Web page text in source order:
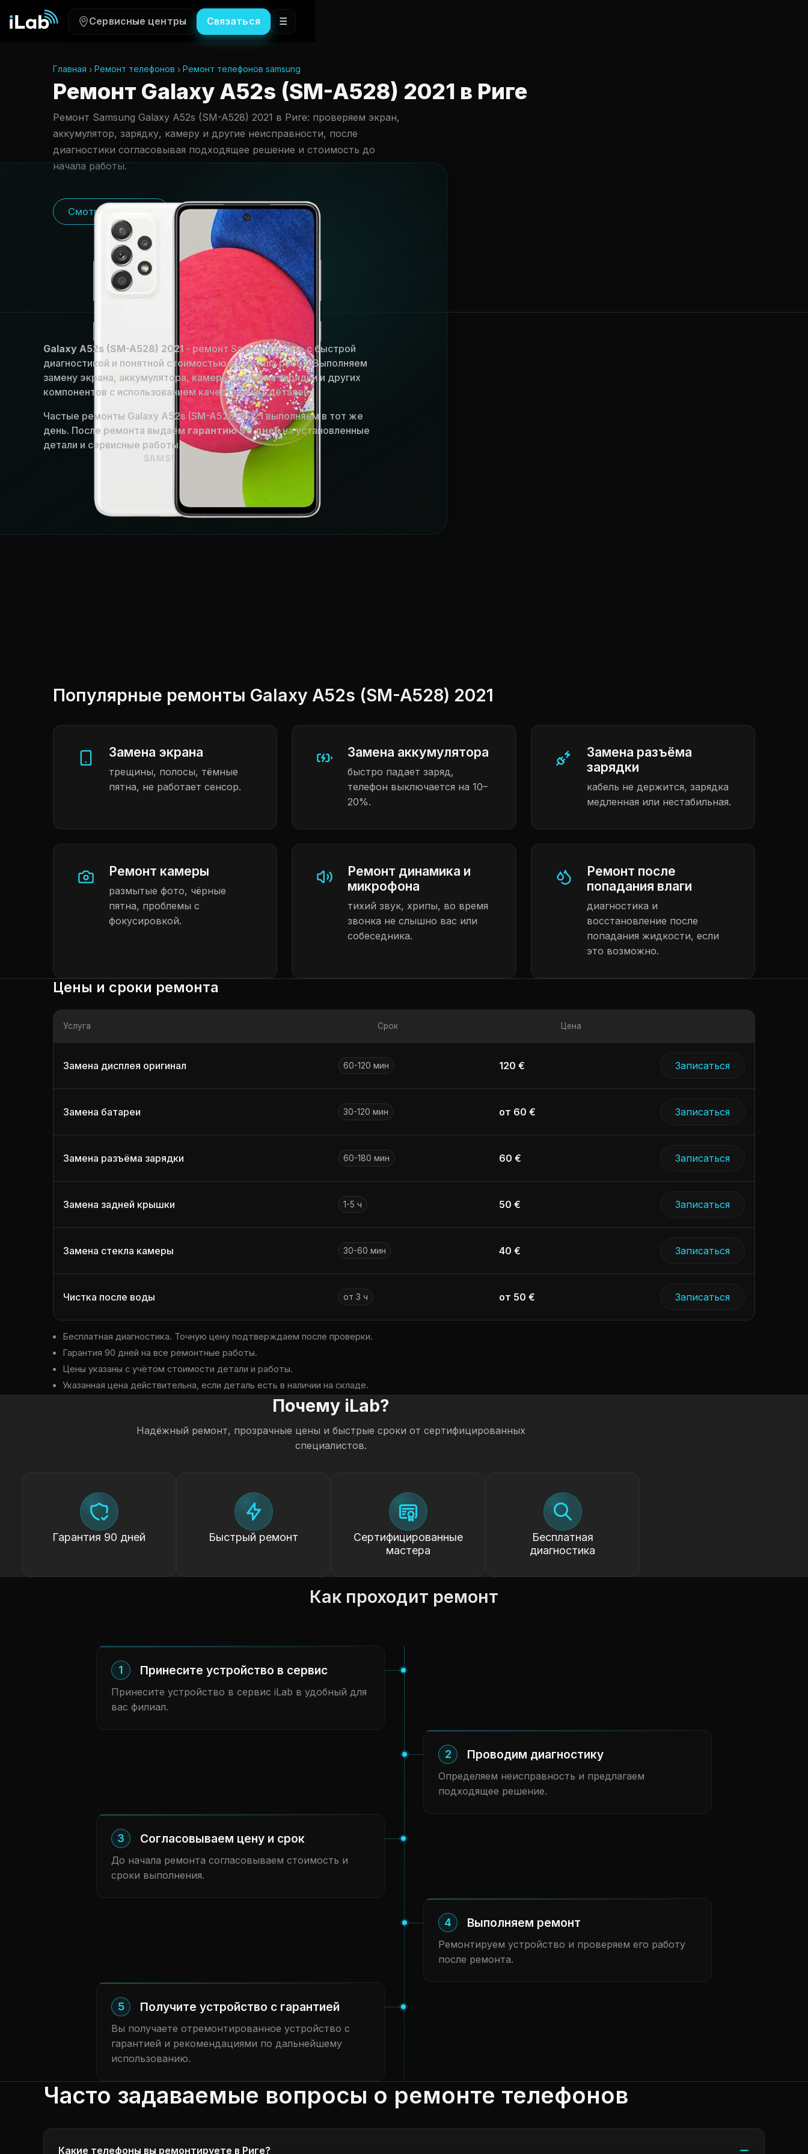
Сервисные центры Связаться ☰
Главная Ремонт телефонов Ремонт телефонов samsung
Ремонт Galaxy A52s (SM-A528) 2021 в Риге
Ремонт Samsung Galaxy A52s (SM-A528) 2021 в Риге: проверяем экран,
аккумулятор, зарядку, камеру и другие неисправности, после
диагностики согласовывая подходящее решение и стоимость до
начала работы.
Смотреть цены
Galaxy A52s (SM-A528) 2021 - ремонт Samsung в Риге с быстрой
диагностикой и понятной стоимостью до начала работ. Выполняем
замену экрана, аккумулятора, камеры, разъёма зарядки и других
компонентов с использованием качественных деталей.
Частые ремонты Galaxy A52s (SM-A528) 2021 выполняем в тот же
день. После ремонта выдаём гарантию 90 днейна установленные
детали и сервисные работы.
Популярные ремонты Galaxy A52s (SM-A528) 2021
Замена экрана
трещины, полосы, тёмные
пятна, не работает сенсор.
Замена аккумулятора
быстро падает заряд,
телефон выключается на 10–
20%.
Замена разъёма
зарядки
кабель не держится, зарядка
медленная или нестабильная.
Ремонт камеры
размытые фото, чёрные
пятна, проблемы с
фокусировкой.
Ремонт динамика и
микрофона
тихий звук, хрипы, во время
звонка не слышно вас или
собеседника.
Ремонт после
попадания влаги
диагностика и
восстановление после
попадания жидкости, если
это возможно.
Цены и сроки ремонта
Услуга Срок Цена
Замена дисплея оригинал 60-120 мин 120 € Записаться
Замена батареи 30-120 мин от 60 € Записаться
Замена разъёма зарядки 60-180 мин 60 € Записаться
Замена задней крышки 1-5 ч 50 € Записаться
Замена стекла камеры 30-60 мин 40 € Записаться
Чистка после воды от 3 ч от 50 € Записаться
Бесплатная диагностика. Точную цену подтверждаем после проверки.
Гарантия 90 дней на все ремонтные работы.
Цены указаны с учётом стоимости детали и работы.
Указанная цена действительна, если деталь есть в наличии на складе.
Почему iLab?
Надёжный ремонт, прозрачные цены и быстрые сроки от сертифицированных
специалистов.
Гарантия 90 дней Быстрый ремонт
Сертифицированные
мастера
Бесплатная
диагностика
Как проходит ремонт
1 Принесите устройство в сервис
Принесите устройство в сервис iLab в удобный для
вас филиал.
2 Проводим диагностику
Определяем неисправность и предлагаем
подходящее решение.
3 Согласовываем цену и срок
До начала ремонта согласовываем стоимость и
сроки выполнения.
4 Выполняем ремонт
Ремонтируем устройство и проверяем его работу
после ремонта.
5 Получите устройство с гарантией
Вы получаете отремонтированное устройство с
гарантией и рекомендациями по дальнейшему
использованию.
Часто задаваемые вопросы о ремонте телефонов
Какие телефоны вы ремонтируете в Риге?